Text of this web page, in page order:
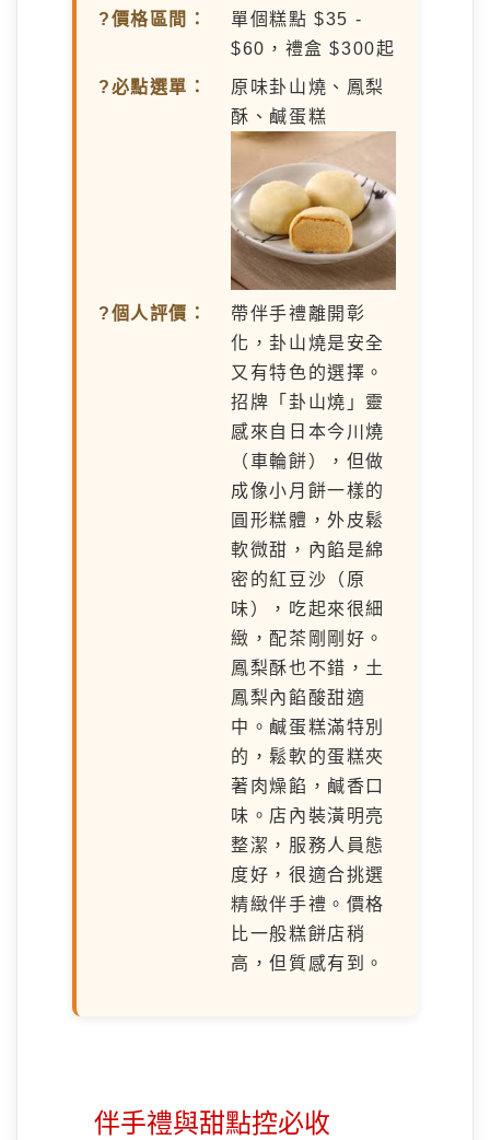
?價格區間：
單個糕點 $35 -
$60，禮盒 $300起
?必點選單：
原味卦山燒、鳳梨
酥、鹹蛋糕
?個人評價：
帶伴手禮離開彰
化，卦山燒是安全
又有特色的選擇。
招牌「卦山燒」靈
感來自日本今川燒
（車輪餅），但做
成像小月餅一樣的
圓形糕體，外皮鬆
軟微甜，內餡是綿
密的紅豆沙（原
味），吃起來很細
緻，配茶剛剛好。
鳳梨酥也不錯，土
鳳梨內餡酸甜適
中。鹹蛋糕滿特別
的，鬆軟的蛋糕夾
著肉燥餡，鹹香口
味。店內裝潢明亮
整潔，服務人員態
度好，很適合挑選
精緻伴手禮。價格
比一般糕餅店稍
高，但質感有到。
伴手禮與甜點控必收